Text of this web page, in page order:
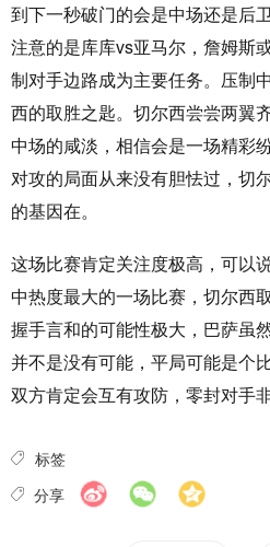
到下一秒破门的会是中场还是后
注意的是库库vs亚马尔，詹姆斯
制对手边路成为主要任务。压制
西的取胜之匙。切尔西尝尝两翼
中场的咸淡，相信会是一场精彩
对攻的局面从来没有胆怯过，切
的基因在。
这场比赛肯定关注度极高，可以
中热度最大的一场比赛，切尔西
握手言和的可能性极大，巴萨虽
并不是没有可能，平局可能是个
双方肯定会互有攻防，零封对手非
标签
分享